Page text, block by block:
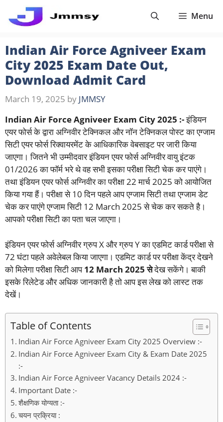
Menu
Indian Air Force Agniveer Exam
City 2025 Exam Date Out,
Download Admit Card
March 19, 2025 by JMMSY
Indian Air Force Agniveer Exam City 2025 :-इंडियन
एयर फोर्स के द्वारा अग्निवीर टेक्निकल और नॉन टेक्निकल पोस्ट का एग्जाम
सिटी एयर फोर्स रिक्वायरमेंट के आधिकारिक वेबसाइट पर जारी किया
जाएगा। जितने भी उम्मीदवार इंडियन एयर फोर्स अग्निवीर वायु इंटक
01/2026 का फॉर्म भरे थे वह सभी इसका परीक्षा सिटी चेक कर पाएंगे।
तथा इंडियन एयर फोर्स अग्निवीर का परीक्षा 22 मार्च 2025 को आयोजित
किया गया हैं। परीक्षा से 10 दिन पहले आप एग्जाम सिटी तथा एग्जाम डेट
चेक कर पाएंगे एग्जाम सिटी 12 March 2025 से चेक कर सकते है।
आपको परीक्षा सिटी का पता चल जाएगा।
इंडियन एयर फोर्स अग्निवीर ग्रुप X और ग्रुप Y का एडमिट कार्ड परीक्षा से
72 घंटा पहले अवेलेबल किया जाएगा। एडमिट कार्ड पर परीक्षा केंद्र देखने
को मिलेगा परीक्षा सिटी आप12 March 2025 सेदेख सकेंगे। बाकी
इसके रिलेटेड और अधिक जानकारी है तो आप इस लेख को लास्ट तक
देखें।
Table of Contents
Indian Air Force Agniveer Exam City 2025 Overview :-
Indian Air Force Agniveer Exam City & Exam Date 2025
:-
Indian Air Force Agniveer Vacancy Details 2024 :-
Important Date :-
शैक्षणिक योग्यता :-
चयन प्रक्रिया :